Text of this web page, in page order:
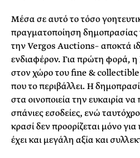
Μέσα σε αυτό το τόσο
πραγματοποίηση
την Vergos Auctions– αποκτά
ενδιαφέρον. Για πρώτη φορά,
στον χώρο του fine &
που το περιβάλλει. Η
στα οινοποιεία την ευκαιρία
σπάνιες εσοδείες, ενώ
κρασί δεν προορίζεται μόνο
έχει και μεγάλη αξία και